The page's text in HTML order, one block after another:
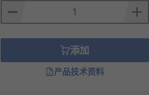
添加
产品技术资料